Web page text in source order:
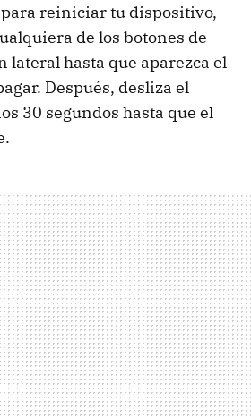
para reiniciar tu dispositivo,
de los botones de
lateral hasta que aparezca el
Después, desliza el
30 segundos hasta que el